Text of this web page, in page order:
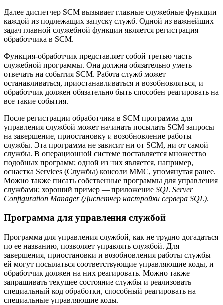
Далее диспетчер SCM вызывает главные служебные функции
каждой из подлежащих запуску служб. Одной из важнейших
задач главной служебной функции является регистрация
обработчика в SCM.
Функция-обработчик представляет собой третью часть
служебной программы. Она должна обязательно уметь
отвечать на события SCM. Работа служб может
останавливаться, приостанавливаться и возобновляться, и
обработчик должен обязательно быть способен реагировать на
все такие события.
После регистрации обработчика в SCM программа для
управления службой может начинать посылать SCM запросы
на завершение, приостановку и возобновление работы
службы. Эта программа не зависит ни от SCM, ни от самой
службы. В операционной системе поставляется множество
подобных программ; одной из них является, например,
оснастка Services (Службы) консоли ММС, упомянутая ранее.
Можно также писать собственные программы для управления
службами; хороший пример — приложение SQL Server
Configuration Manager (Диспетчер настройки сервера SQL).
Программа для управления службой
Программа для управления службой, как не трудно догадаться
по ее названию, позволяет управлять службой. Для
завершения, приостановки и возобновления работы службы
ей могут посылаться соответствующие управляющие коды, и
обработчик должен на них реагировать. Можно также
запрашивать текущее состояние службы и реализовать
специальный код обработки, способный реагировать на
специальные управляющие коды.